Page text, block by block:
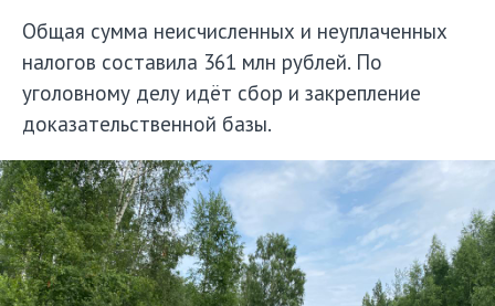
Общая сумма неисчисленных и неуплаченных
налогов составила 361 млн рублей. По
уголовному делу идёт сбор и закрепление
доказательственной базы.